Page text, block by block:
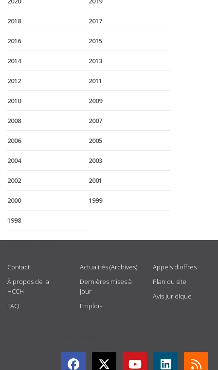
2018 2017
2016 2015
2014 2013
2012 2011
2010 2009
2008 2007
2006 2005
2004 2003
2002 2001
2000 1999
1998
Contact
À propos de la
HCCH
FAQ
Actualités (Archives)
Dernières mises à
jour
Emplois
Appels d'offres
Plan du site
Avis juridique